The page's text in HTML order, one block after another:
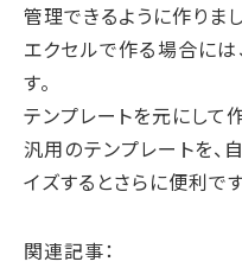
管理できるように作りまし
エクセルで作る場合には
す。
テンプレートを元にして
汎用のテンプレートを、
イズするとさらに便利です
関連記事：